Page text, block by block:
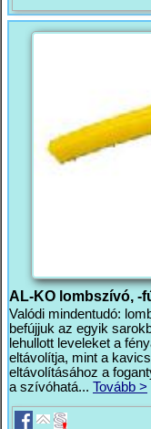
AL-KO lombszívó, -
Valódi mindentudó:
befújjuk az egyik
lehullott leveleket a
eltávolítja, mint a
eltávolításához a
a szívóhatá... Tovább >